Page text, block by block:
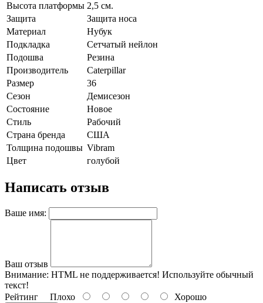
Высота платформы 2,5 см.
Защита
Защита носа
Материал
Нубук
Подкладка
Сетчатый нейлон
Подошва
Резина
Производитель
Caterpillar
Размер
36
Сезон
Демисезон
Состояние
Новое
Стиль
Рабочий
Страна бренда
США
Толщина подошвы Vibram
Цвет
голубой
Написать отзыв
Ваше имя:
Ваш отзыв
Внимание: HTML не поддерживается! Используйте обычный
текст!
Рейтинг Плохо Хорошо